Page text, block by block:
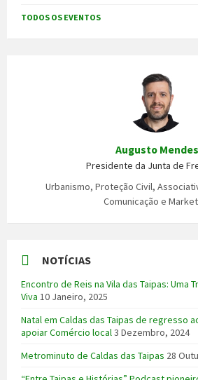
TODOS OS EVENTOS
Augusto Mendes
Presidente da Junta de
Urbanismo, Proteção Civil,
Comunicação e
NOTÍCIAS
Encontro de Reis na Vila das Taipas: Uma
Viva 10 Janeiro, 2025
Natal em Caldas das Taipas de regresso
apoiar Comércio local3 Dezembro, 2024
Metrominuto de Caldas das Taipas 28